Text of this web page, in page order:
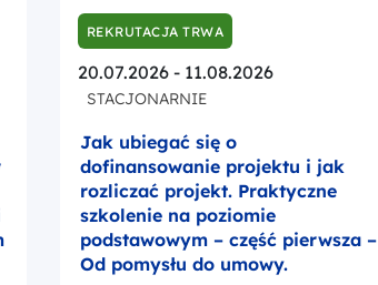
REKRUTACJA TRWA
20.07.2026 - 11.08.2026
STACJONARNIE
Jak ubiegać się o
dofinansowanie projektu i jak
rozliczać projekt. Praktyczne
szkolenie na poziomie
podstawowym – część pierwsza –
Od pomysłu do umowy.